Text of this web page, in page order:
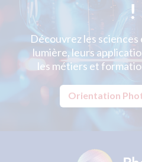
!
Découvrez les
lumière, leurs
les métiers et
Orientation